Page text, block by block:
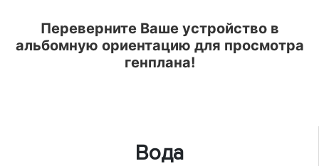
Переверните Ваше устройство в
альбомную ориентацию для просмотра
генплана!
Вода